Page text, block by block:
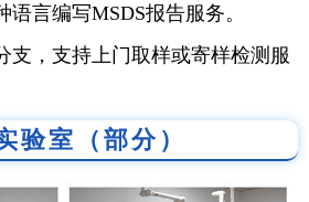
语言编写MSDS报告服务。
支，支持上门取样或寄样检测服
验室（部分）